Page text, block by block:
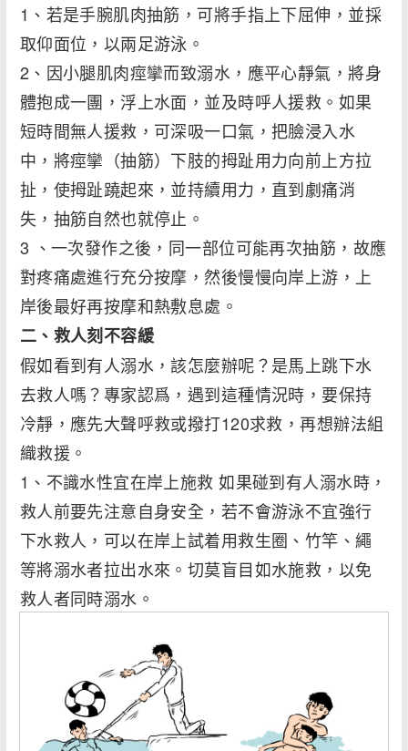
1、若是手腕肌肉抽筋，可將手指上下屈伸，並採
取仰面位，以兩足游泳。
2、因小腿肌肉痙攣而致溺水，應平心靜氣，將身
體抱成一團，浮上水面，並及時呼人援救。如果
短時間無人援救，可深吸一口氣，把臉浸入水
中，將痙攣（抽筋）下肢的拇趾用力向前上方拉
扯，使拇趾蹺起來，並持續用力，直到劇痛消
失，抽筋自然也就停止。
3 、一次發作之後，同一部位可能再次抽筋，故應
對疼痛處進行充分按摩，然後慢慢向岸上游，上
岸後最好再按摩和熱敷息處。
二、救人刻不容緩
假如看到有人溺水，該怎麼辦呢？是馬上跳下水
去救人嗎？專家認爲，遇到這種情況時，要保持
冷靜，應先大聲呼救或撥打120求救，再想辦法組
織救援。
1、不識水性宜在岸上施救 如果碰到有人溺水時，
救人前要先注意自身安全，若不會游泳不宜強行
下水救人，可以在岸上試着用救生圈、竹竿、繩
等將溺水者拉出水來。切莫盲目如水施救，以免
救人者同時溺水。